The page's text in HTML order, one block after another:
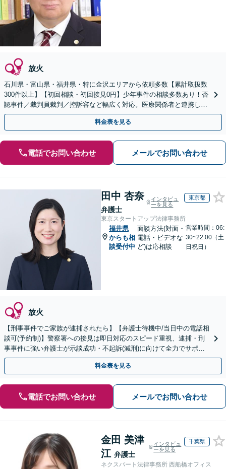
放火
石川県・富山県・福井県・特に金沢エリアから依頼多数【累計取扱数
300件以上】【初回相談・初回接見0円】少年事件の相談多数あり！否
認事件／裁判員裁判／控訴審など幅広く対応。医療関係者と連携しス
ムーズな解決へ「自首・出頭の同行」もご相談ください
料金表を見る
電話でお問い合わせ メールでお問い合わせ
田中 杏奈
弁護士
インタビュ
ーを見る
東京都
東京スタートアップ法律事務所
福井県
からも相
談受付中
面談方法(対面・
電話・ビデオな
ど)は応相談
営業時間：06:
30~22:00（土
日祝日）
放火
【刑事事件でご家族が逮捕されたら】【弁護士待機中/当日中の電話相
談可(予約制)】警察署への接見は即日対応のスピード重視、逮捕・刑
事事件に強い弁護士が示談成功・不起訴(減刑)に向けて全力でサポー
トします。【加害者側の相談専門】
料金表を見る
電話でお問い合わせ メールでお問い合わせ
金田 美津
江 弁護士
インタビュ
ーを見る
千葉県
ネクスパート法律事務所 西船橋オフィス